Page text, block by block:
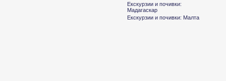
Екскурзии и почивки:
Мадагаскар
Екскурзии и почивки: Малта